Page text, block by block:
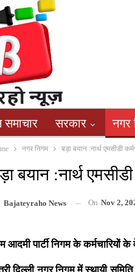
सरकार नगर
नगर निगम बड़ा बयान :नार्थ एमसीडी
बयान :नार्थ
Bajateyraho News On Nov 2,
आदमी पार्टी निगम के कर्मचारियों
दिल्ली नगर निगम में स्थायी